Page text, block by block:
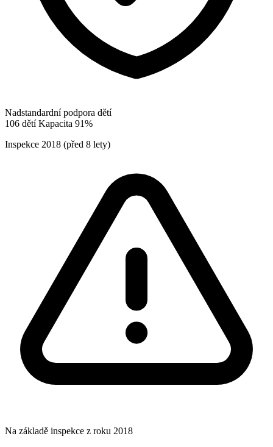
Nadstandardní podpora dětí
106 dětíKapacita 91%
Inspekce 2018 (před 8 lety)
Na základě inspekce z roku 2018